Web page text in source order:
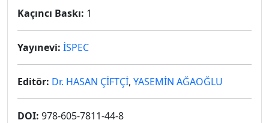
Kaçıncı Baskı: 1
Yayınevi: İSPEC
Editör: Dr. HASAN ÇİFTÇİ, YASEMİN AĞAOĞLU
DOI: 978-605-7811-44-8